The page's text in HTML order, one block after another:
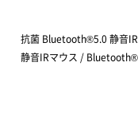
抗菌 Bluetooth®5.0 静音
静音IRマウス /